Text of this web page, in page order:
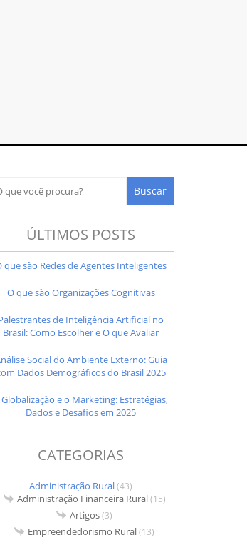
ÚLTIMOS POSTS
que são Redes de Agentes Inteligentes
O que são Organizações Cognitivas
de Inteligência Artificial no
Brasil: Como Escolher e O que Avaliar
Social do Ambiente Externo: Guia
Dados Demográficos do Brasil 2025
Globalização e o Marketing: Estratégias,
Dados e Desafios em 2025
CATEGORIAS
Administração Rural(43)
Administração Financeira Rural(15)
Artigos(3)
Empreendedorismo Rural(13)